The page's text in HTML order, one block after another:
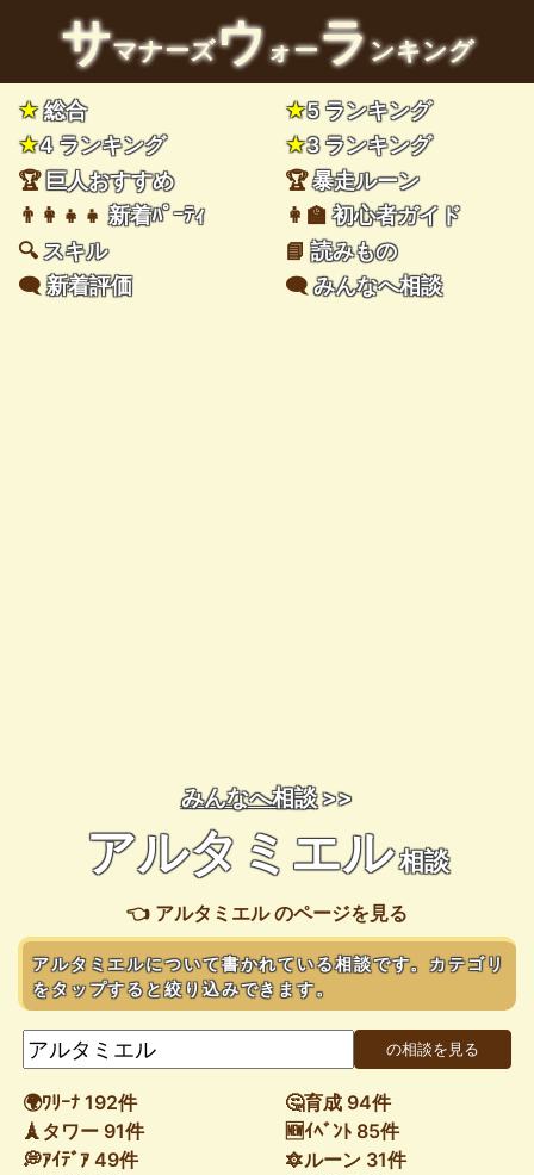
サマナーズウォーランキング
★総合 ★5 ランキング
★4 ランキング ★3 ランキング
🏆巨人おすすめ 🏆暴走ルーン
👨‍👩‍👧‍👧新着ﾊﾟｰﾃｨ 👩‍🏫初心者ガイド
🔍スキル 📘読みもの
🗨️新着評価 🗨️みんなへ相談
みんなへ相談>>
アルタミエル相談
👈 アルタミエル のページを見る
アルタミエルについて書かれている相談です。カテゴリ
をタップすると絞り込みできます。
🌍ﾜﾘｰﾅ 192件
🤔育成 94件
🗼タワー 91件
🆕ｲﾍﾞﾝﾄ 85件
💭ｱｲﾃﾞｱ 49件
🔯ルーン 31件